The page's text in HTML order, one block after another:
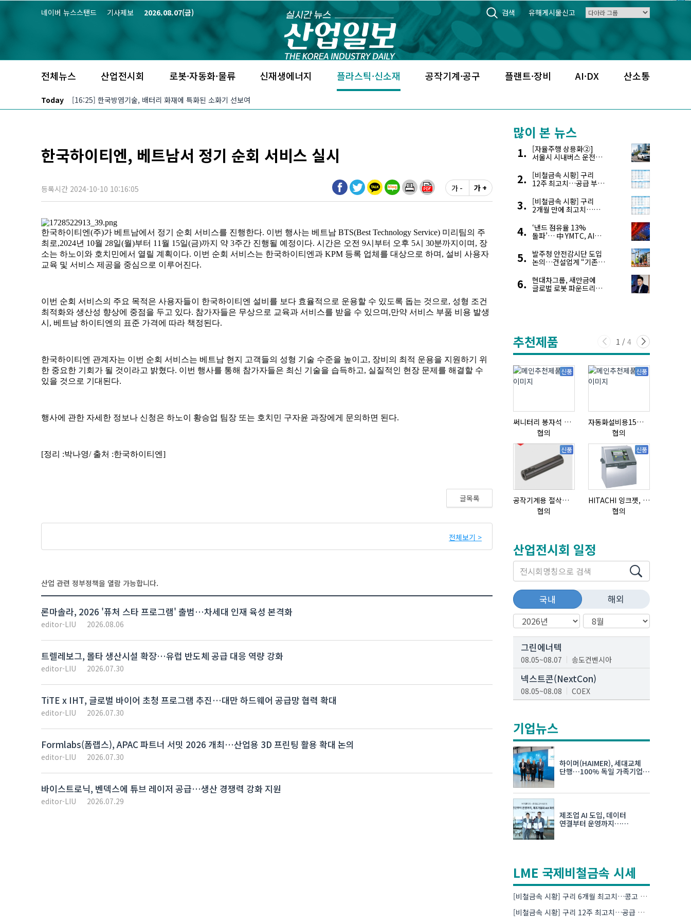
네이버 뉴스스탠드 기사제보 2026.08.07(금) 검색 유해게시물신고
전체뉴스 산업전시회 로봇·자동화·물류 신재생에너지 플라스틱·신소재 공작기계·공구 플랜트·장비 AI·DX 산소통
Today [16:25] 한국방염기술, 배터리 화재에 특화된 소화기 선보여
한국하이티엔, 베트남서 정기 순회 서비스 실시
등록시간 2024-10-10 10:16:05 가 - 가 +
글목록
전체보기 >
산업 관련 정부정책을 열람 가능합니다.
론마솔라, 2026 '퓨처 스타 프로그램' 출범…차세대 인재 육성 본격화
editor-LIU 2026.08.06
트렐레보그, 몰타 생산시설 확장…유럽 반도체 공급 대응 역량 강화
editor-LIU 2026.07.30
TiTE x IHT, 글로벌 바이어 초청 프로그램 추진…대만 하드웨어 공급망 협력 확대
editor-LIU 2026.07.30
Formlabs(폼랩스), APAC 파트너 서밋 2026 개최…산업용 3D 프린팅 활용 확대 논의
editor-LIU 2026.07.30
바이스트로닉, 벤덱스에 튜브 레이저 공급…생산 경쟁력 강화 지원
editor-LIU 2026.07.29
많이 본 뉴스
[자율주행 상용화②]
서울시 시내버스 운전자
해결한다
[비철금속 시황] 구리
12주 최고치…공급 부족
[비철금속 시황] 구리
2개월 만에 최고치…
우려 확대
‘낸드 점유율 13%
돌파’… 中 YMTC, AI
4위 맹추격
발주청 안전감시단 도입
논의…건설업계 “기존
현대차그룹, 새만금에
글로벌 로봇 파운드리
추천제품 1 / 4
신품
써니터리 봉자석 세트 SPECIAL , 봉자석 , 자석봉 , 호퍼용자석 , 전자석
협의
신품
자동화설비용15ml자동주입기
협의
신품
공작기계용 절삭공구, 슬리브(SLEEVE)
협의
신품
HITACHI 잉크젯, RX2-BD160S
협의
산업전시회 일정
국내 해외
그린에너텍
08.05~08.07 송도컨벤시아
넥스트콘(NextCon)
08.05~08.08 COEX
08.19~08.21
K-PRINT
08.19~08.22
자율주행모빌리티산업전
08.25~08.27
차세대 반도체 패키징 산업전
08.26~08.28 수원컨벤션센터
기업뉴스
하이머(HAIMER), 세대교체
단행…100% 독일 가족기업
제조업 AI 도입, 데이터
연결부터 운영까지…
LME 국제비철금속 시세
[비철금속 시황] 구리 6개월 최고치…콩고 수출 규제에 공급 우려 확대
[비철금속 시황] 구리 12주 최고치…공급 부족 우려에 강세